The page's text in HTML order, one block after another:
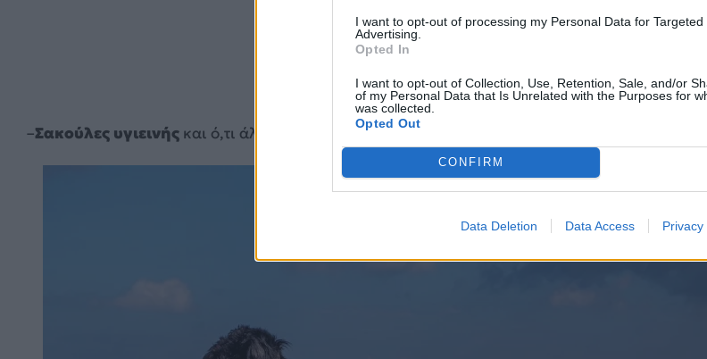
I want to opt-out of processing my Personal Data for Targeted
Advertising.
Opted In
I want to opt-out of Collection, Use, Retention, Sale, and/or
of my Personal Data that Is Unrelated with the Purposes for
was collected.
Opted Out
CONFIRM
Data Deletion Data Access Privacy
–Σακούλες υγιεινής και ό,τι άλλο χρειαστεί για την καθαριότητα του σκύλου σου.